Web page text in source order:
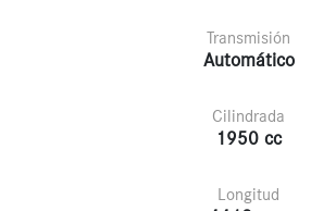
Transmisión
Automático
Cilindrada
1950 cc
Longitud